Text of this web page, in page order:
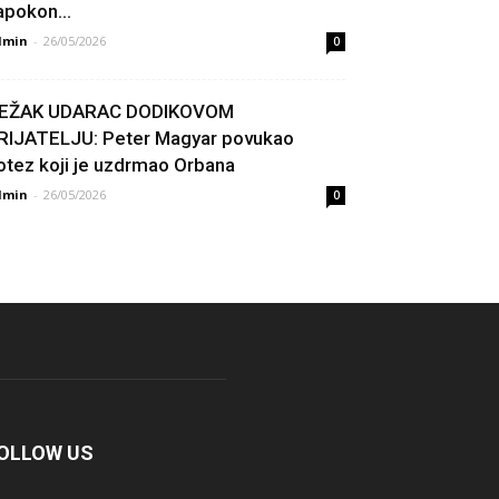
- 26/05/2026 0
UDARAC DODIKOVOM
Peter Magyar povukao
koji je uzdrmao Orbana
- 26/05/2026 0
US